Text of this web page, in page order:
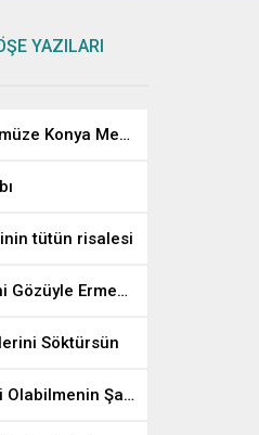
YAZILARI
Geçmişten Günümüze Konya Meczupları
tütün risalesi
Konyalı Bir Ermeni Gözüyle Ermeni Soykırımı
Söktürsün
Bağımsız Denetçi Olabilmenin Şartları